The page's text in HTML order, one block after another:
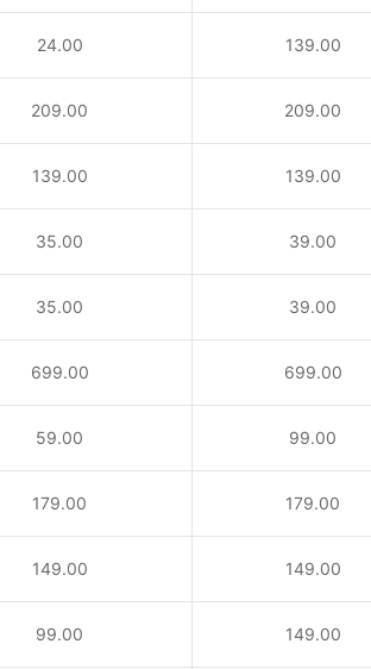
24.00 139.00
209.00 209.00
139.00 139.00
35.00 39.00
35.00 39.00
699.00 699.00
59.00 99.00
179.00 179.00
149.00 149.00
99.00 149.00